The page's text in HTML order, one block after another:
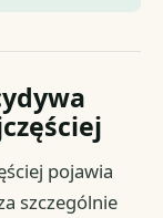
pojawia
szczególnie